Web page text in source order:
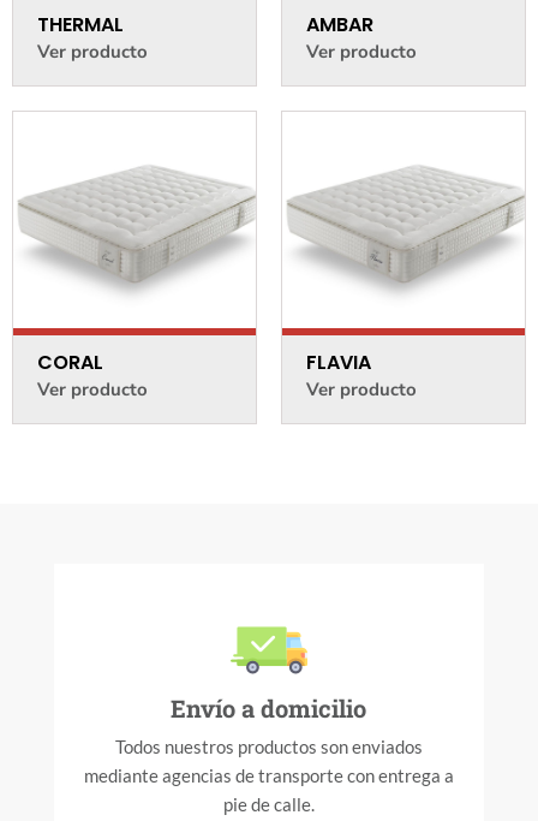
THERMAL
Ver producto
AMBAR
Ver producto
CORAL
Ver producto
FLAVIA
Ver producto
Envío a domicilio
Todos nuestros productos son enviados
mediante agencias de transporte con entrega a
pie de calle.